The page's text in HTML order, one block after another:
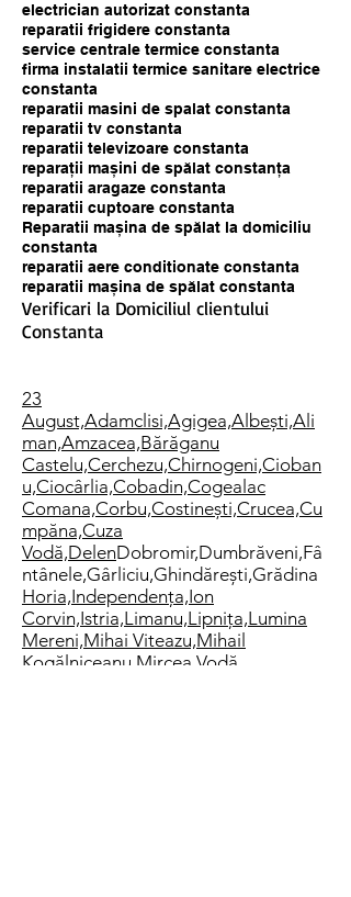
electrician autorizat constanta
reparatii frigidere constanta
service centrale termice constanta
firma instalatii termice sanitare electrice
constanta
reparatii masini de spalat constanta
reparatii tv constanta
reparatii televizoare constanta
reparații mașini de spălat constanța
reparatii aragaze constanta
reparatii cuptoare constanta
Reparatii mașina de spălat la domiciliu
constanta
reparatii aere conditionate constanta
reparatii mașina de spălat constanta
Verificari la Domiciliul clientului
Constanta
23
August,Adamclisi,Agigea,Albești,Ali
man,Amzacea,Bărăganu
Castelu,Cerchezu,Chirnogeni,Cioban
u,Ciocârlia,Cobadin,Cogealac
Comana,Corbu,Costinești,Crucea,Cu
mpăna,Cuza
Vodă,DelenDobromir,Dumbrăveni,Fâ
ntânele,Gârliciu,Ghindărești,Grădina
Horia,Independența,Ion
Corvin,Istria,Limanu,Lipnița,Lumina
Mereni,Mihai Viteazu,Mihail
Kogălniceanu, Mircea Vodă